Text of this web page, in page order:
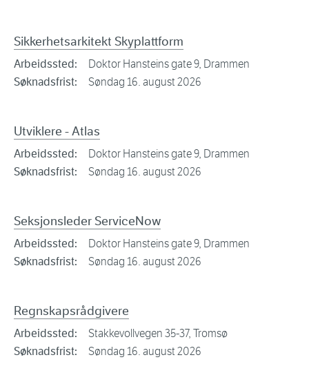
Sikkerhetsarkitekt Skyplattform
Arbeidssted:
Doktor Hansteins gate 9, Drammen
Søknadsfrist:
Søndag 16. august 2026
Utviklere - Atlas
Arbeidssted:
Doktor Hansteins gate 9, Drammen
Søknadsfrist:
Søndag 16. august 2026
Seksjonsleder ServiceNow
Arbeidssted:
Doktor Hansteins gate 9, Drammen
Søknadsfrist:
Søndag 16. august 2026
Regnskapsrådgivere
Arbeidssted:
Stakkevollvegen 35-37, Tromsø
Søknadsfrist:
Søndag 16. august 2026